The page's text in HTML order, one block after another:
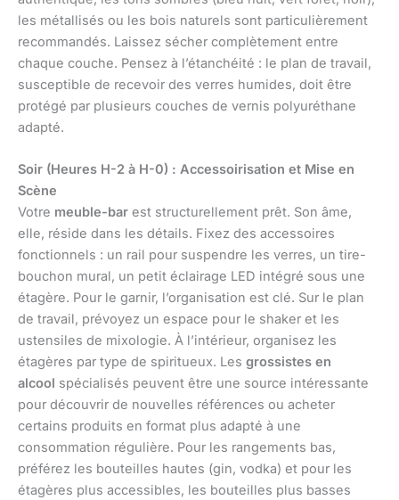
les métallisés ou les bois naturels sont particulièrement
recommandés. Laissez sécher complètement entre
chaque couche. Pensez à l’étanchéité : le plan de travail,
susceptible de recevoir des verres humides, doit être
protégé par plusieurs couches de vernis polyuréthane
adapté.
Soir (Heures H-2 à H-0) : Accessoirisation et Mise en
Scène
Votre meuble-bar est structurellement prêt. Son âme,
elle, réside dans les détails. Fixez des accessoires
fonctionnels : un rail pour suspendre les verres, un tire-
bouchon mural, un petit éclairage LED intégré sous une
étagère. Pour le garnir, l’organisation est clé. Sur le plan
de travail, prévoyez un espace pour le shaker et les
ustensiles de mixologie. À l’intérieur, organisez les
étagères par type de spiritueux. Les grossistes en
alcool spécialisés peuvent être une source intéressante
pour découvrir de nouvelles références ou acheter
certains produits en format plus adapté à une
consommation régulière. Pour les rangements bas,
préférez les bouteilles hautes (gin, vodka) et pour les
étagères plus accessibles, les bouteilles plus basses